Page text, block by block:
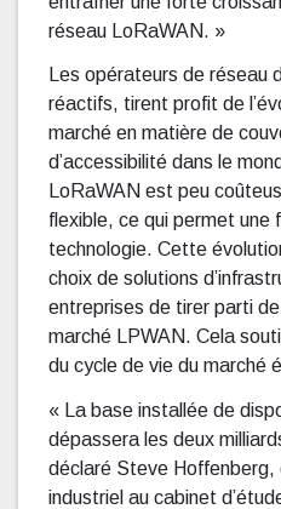
réseau LoRaWAN. »
Les opérateurs de réseau
réactifs, tirent profit de
marché en matière de
d’accessibilité dans le
LoRaWAN est peu
flexible, ce qui permet
technologie. Cette
choix de solutions
entreprises de tirer parti
marché LPWAN. Cela
du cycle de vie du marché
« La base installée de
dépassera les deux
déclaré Steve
industriel au cabinet